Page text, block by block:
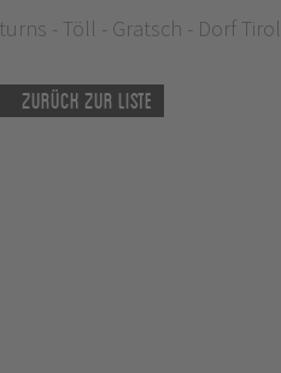
- Töll - Gratsch - Dorf
Zurück zur Liste